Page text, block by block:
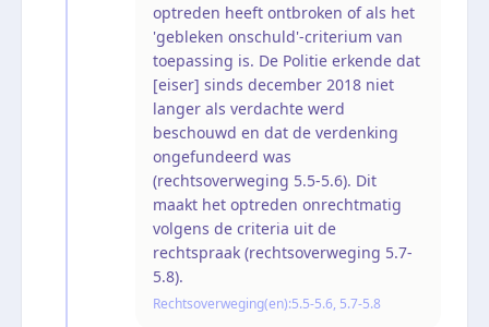
optreden heeft ontbroken of als het
'gebleken onschuld'-criterium van
toepassing is. De Politie erkende dat
[eiser] sinds december 2018 niet
langer als verdachte werd
beschouwd en dat de verdenking
ongefundeerd was
(rechtsoverweging 5.5-5.6). Dit
maakt het optreden onrechtmatig
volgens de criteria uit de
rechtspraak (rechtsoverweging 5.7-
5.8).
Rechtsoverweging(en):5.5-5.6, 5.7-5.8